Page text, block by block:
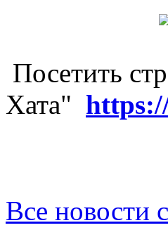
Посетить
Хата"
Все новости